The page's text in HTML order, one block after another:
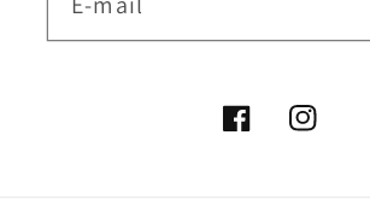
Facebook